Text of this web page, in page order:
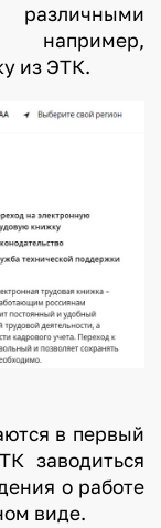
например,
из ЭТК.
в первый
заводиться
о работе
виде.